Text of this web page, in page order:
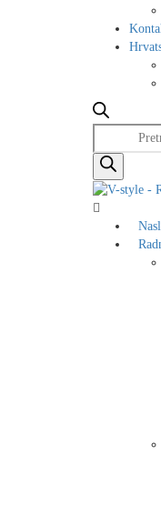
Products
search